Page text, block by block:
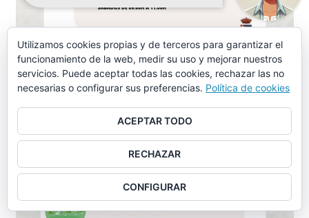
Utilizamos cookies propias y de terceros para garantizar el
funcionamiento de la web, medir su uso y mejorar nuestros
servicios. Puede aceptar todas las cookies, rechazar las no
necesarias o configurar sus preferencias. Política de cookies
ACEPTAR TODO
RECHAZAR
CONFIGURAR